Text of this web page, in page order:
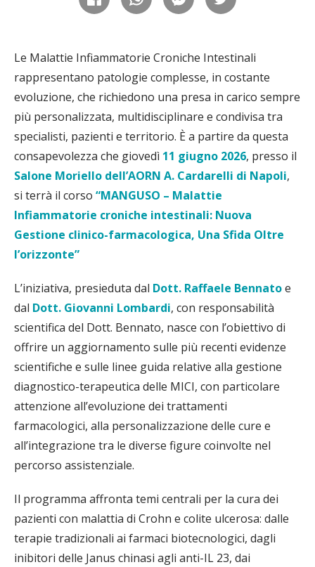
Le Malattie Infiammatorie Croniche Intestinali
rappresentano patologie complesse, in costante
evoluzione, che richiedono una presa in carico sempre
più personalizzata, multidisciplinare e condivisa tra
specialisti, pazienti e territorio. È a partire da questa
consapevolezza che giovedì 11 giugno 2026, presso il
Salone Moriello dell’AORN A. Cardarelli di Napoli,
si terrà il corso “MANGUSO – Malattie
Infiammatorie croniche intestinali: Nuova
Gestione clinico-farmacologica, Una Sfida Oltre
l’orizzonte”
L’iniziativa, presieduta dal Dott. Raffaele Bennatoe
dal Dott. Giovanni Lombardi, con responsabilità
scientifica del Dott. Bennato, nasce con l’obiettivo di
offrire un aggiornamento sulle più recenti evidenze
scientifiche e sulle linee guida relative alla gestione
diagnostico-terapeutica delle MICI, con particolare
attenzione all’evoluzione dei trattamenti
farmacologici, alla personalizzazione delle cure e
all’integrazione tra le diverse figure coinvolte nel
percorso assistenziale.
Il programma affronta temi centrali per la cura dei
pazienti con malattia di Crohn e colite ulcerosa: dalle
terapie tradizionali ai farmaci biotecnologici, dagli
inibitori delle Janus chinasi agli anti-IL 23, dai